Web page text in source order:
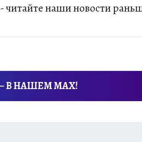
наши новости
В НАШЕМ MAX!